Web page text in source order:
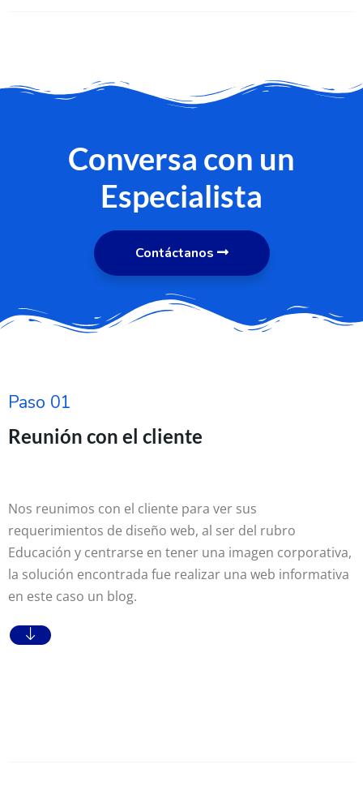
Conversa con un
Especialista
Contáctanos
Paso 01
Reunión con el cliente
Nos reunimos con el cliente para ver sus
requerimientos de diseño web, al ser del rubro
Educación y centrarse en tener una imagen corporativa,
la solución encontrada fue realizar una web informativa
en este caso un blog.